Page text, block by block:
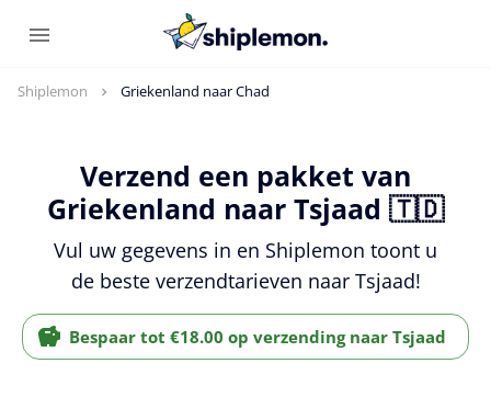
Shiplemon Griekenland naar Chad
Verzend een pakket van
Griekenland naar Tsjaad 🇹🇩
Vul uw gegevens in en Shiplemon toont u
de beste verzendtarieven naar Tsjaad!
Bespaar tot €18.00 op verzending naar Tsjaad